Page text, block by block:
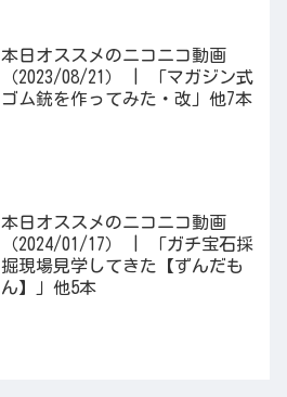
本日オススメのニコニコ動画
（2023/08/21） | 「マガジン式
ゴム銃を作ってみた・改」他7本
本日オススメのニコニコ動画
（2024/01/17） | 「ガチ宝石採
掘現場見学してきた【ずんだも
ん】」他5本